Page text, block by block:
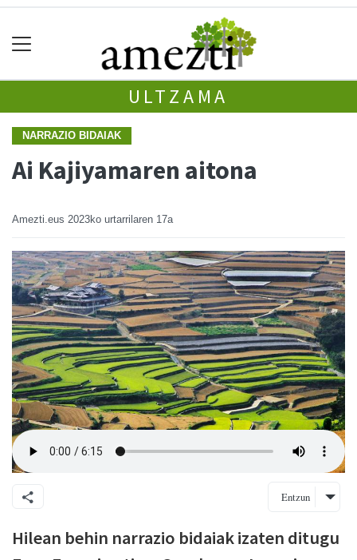
ULTZAMA
NARRAZIO BIDAIAK
Ai Kajiyamaren aitona
Amezti.eus 2023ko urtarrilaren 17a
Entzun
Hilean behin narrazio bidaiak izaten ditugu